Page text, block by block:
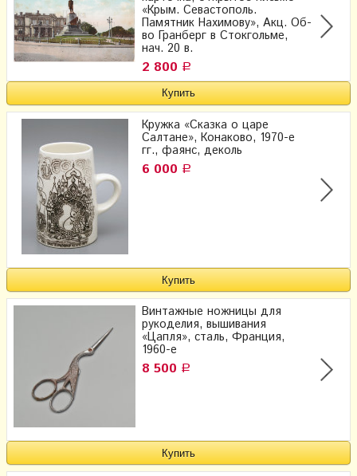
«Крым. Севастополь.
Памятник Нахимову», Акц. Об-
во Гранберг в Стокгольме,
нач. 20 в.
2 800 Р
Кружка «Сказка о царе
Салтане», Конаково, 1970-е
гг., фаянс, деколь
6 000 Р
Винтажные ножницы для
рукоделия, вышивания
«Цапля», сталь, Франция,
1960-е
8 500 Р